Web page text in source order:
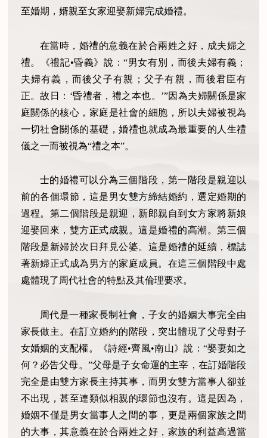
至婚期，婿親至女家迎娶新婦完成婚禮。
在當時，婚禮的意義在於合兩姓之好，成夫婦之
禮。《禮記•昏義》說：“男女有別，而後夫婦有義；
夫婦有義，而後父子有親；父子有親，而後君臣有
正。故日：‘昏禮者，禮之本也。’”因為夫婦關係是家
庭關係的核心，家庭是社會的細胞，所以夫婦被視為
一切社會關係的基礎，婚禮也就成為最重要的人生禮
儀之一而被視為“禮之本”。
士的婚禮可以分為三個階段，第一階段是親迎以
前的各個環節，這是男女雙方締結婚約，選定婚期的
過程。第二個階段是親迎，新郎親自到女方家將新娘
迎娶回來，雙方正式成親。這是婚禮的高潮。第三個
階段是新婦於次日拜見公婆。這是婚禮的延續，標誌
著新婦正式成為男方的家庭成員。在這三個階段中處
處體現了周代社會的特點及其倫理要求。
周代是一種家長制社會，子女的婚姻大事完全由
家長做主。在訂立婚約的階段，突出體現了父母對子
女婚姻的支配權。《詩經•齊風•南山》說：“娶妻如之
何？必告父母。”父母是子女命運的主宰，在訂婚階段
完全是由雙方家長主持其事，而男女雙方當事人卻並
不出現，甚至連類似相親的環節也沒有。這是因為，
婚姻不僅是男女當事人之間的事，更是兩個家族之間
的大事，其意義在於合兩姓之好，家族的利益高過當